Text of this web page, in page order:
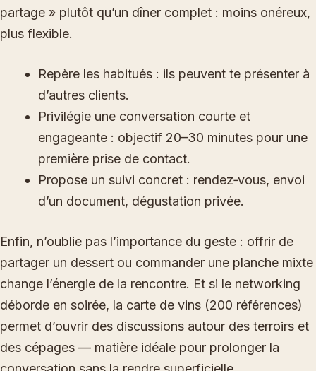
partage » plutôt qu’un dîner complet : moins onéreux,
plus flexible.
Repère les habitués : ils peuvent te présenter à
d’autres clients.
Privilégie une conversation courte et
engageante : objectif 20–30 minutes pour une
première prise de contact.
Propose un suivi concret : rendez‑vous, envoi
d’un document, dégustation privée.
Enfin, n’oublie pas l’importance du geste : offrir de
partager un dessert ou commander une planche mixte
change l’énergie de la rencontre. Et si le networking
déborde en soirée, la carte de vins (200 références)
permet d’ouvrir des discussions autour des terroirs et
des cépages — matière idéale pour prolonger la